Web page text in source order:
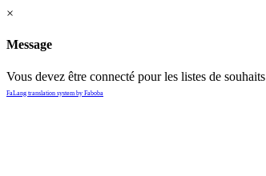
×
Message
Vous devez être connecté pour les listes de souhaits
FaLang translation system by Faboba